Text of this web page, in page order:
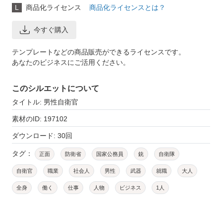
L 商品化ライセンス 商品化ライセンスとは？
今すぐ購入
テンプレートなどの商品販売ができるライセンスです。
あなたのビジネスにご活用ください。
このシルエットについて
タイトル: 男性自衛官
素材のID: 197102
ダウンロード: 30回
タグ： 正面 防衛省 国家公務員 銃 自衛隊
自衛官 職業 社会人 男性 武器 就職 大人
全身 働く 仕事 人物 ビジネス 1人